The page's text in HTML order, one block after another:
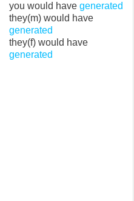
you would have generated
they(m) would have
generated
they(f) would have
generated